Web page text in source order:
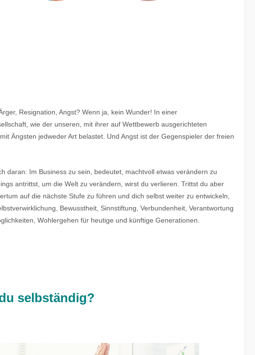
Resignation, Angst? Wenn ja, kein Wunder! In einer
wie der unseren, mit ihrer auf Wettbewerb ausgerichteten
Ängsten jedweder Art belastet. Und Angst ist der Gegenspieler der freien
daran: Im Business zu sein, bedeutet, machtvoll etwas verändern zu
antrittst, um die Welt zu verändern, wirst du verlieren. Trittst du aber
auf die nächste Stufe zu führen und dich selbst weiter zu entwickeln,
Bewusstheit, Sinnstiftung, Verbundenheit, Verantwortung
Wohlergehen für heutige und künftige Generationen.
selbständig?